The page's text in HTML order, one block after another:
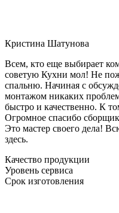
Кристина Шатунова
Всем, кто еще выбирает
советую Кухни мол! Не
спальню. Начиная с
монтажом никаких
быстро и качественно. К
Огромное спасибо
Это мастер своего дела!
здесь.
Качество продукции
Уровень сервиса
Срок изготовления